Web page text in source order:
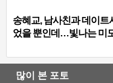
송혜교, 남사친과 데이트
었을 뿐인데…빛나는 미
많이 본 포토